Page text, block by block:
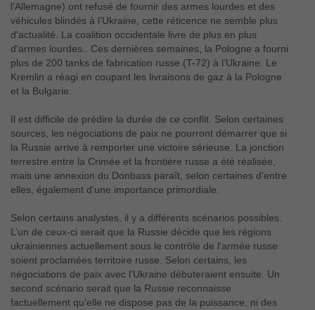
l’Allemagne) ont refusé de fournir des armes lourdes et des
véhicules blindés à l’Ukraine, cette réticence ne semble plus
d'actualité. La coalition occidentale livre de plus en plus
d'armes lourdes.. Ces dernières semaines, la Pologne a fourni
plus de 200 tanks de fabrication russe (T-72) à l’Ukraine. Le
Kremlin a réagi en coupant les livraisons de gaz à la Pologne
et la Bulgarie.
Il est difficile de prédire la durée de ce conflit. Selon certaines
sources, les négociations de paix ne pourront démarrer que si
la Russie arrive à remporter une victoire sérieuse. La jonction
terrestre entre la Crimée et la frontière russe a été réalisée,
mais une annexion du Donbass paraît, selon certaines d’entre
elles, également d’une importance primordiale.
Selon certains analystes, il y a différents scénarios possibles.
L’un de ceux-ci serait que la Russie décide que les régions
ukrainiennes actuellement sous le contrôle de l'armée russe
soient proclamées territoire russe. Selon certains, les
négociations de paix avec l’Ukraine débuteraient ensuite. Un
second scénario serait que la Russie reconnaisse
factuellement qu’elle ne dispose pas de la puissance, ni des